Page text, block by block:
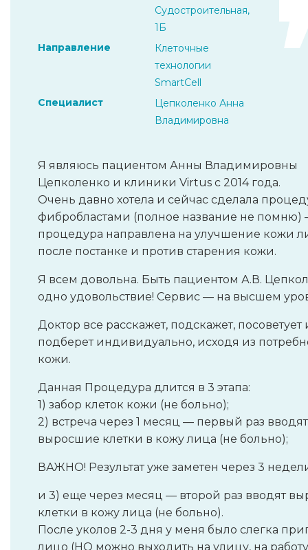
Судостроительная,
1Б
Направление
Клеточные
технологии
SmartCell
Специалист
Цепколенко Анна
Владимировна
Я являюсь пациентом Анны Владимировны
Цепколенко и клиники Virtus c 2014 года.
Очень давно хотела и сейчас сделала
фибробластами (полное название не помню)
процедура направлена на улучшение кожи
после постанке и против старения кожи.
Я всем довольна. Быть пациентом А.В.
одно удовольствие! Сервис — на высшем
Доктор все расскажет, подскажет, посоветует
подберет индивидуально, исходя из
кожи.
Данная Процедура длится в 3 этапа:
1) забор клеток кожи (не больно);
2) встреча через 1 месяц — первый раз вводят
выросшие клетки в кожу лица (не больно);
ВАЖНО! Результат уже заметен через 3
и 3) еще через месяц — второй раз вводят
клетки в кожу лица (не больно).
После уколов 2-3 дня у меня было слегка
лицо (НО можно выходить на улицу, на